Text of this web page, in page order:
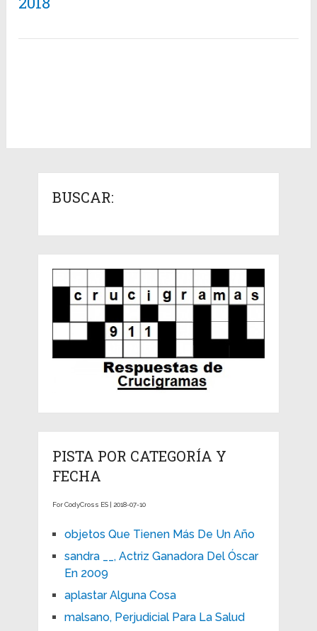
BUSCAR:
PISTA POR CATEGORÍA Y
FECHA
For CodyCross ES | 2018-07-10
objetos Que Tienen Más De Un Año
sandra __, Actriz Ganadora Del Óscar
En 2009
aplastar Alguna Cosa
malsano, Perjudicial Para La Salud